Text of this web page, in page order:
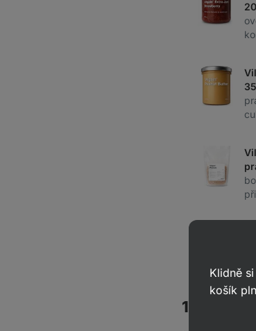
1 porce
Klidně
košík